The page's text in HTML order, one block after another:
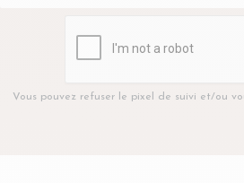
Vous pouvez refuser le pixel de suivi et/ou